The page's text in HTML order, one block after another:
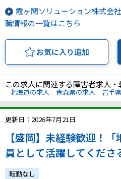
霞ヶ関ソリューション株式会
職情報の一覧はこちら
お気に入り追加
この求人に関連する障害者求人・
北海道の求人 青森県の求人 岩手
更新日：2026年7月21日
【盛岡】未経験歓迎！
員として活躍してくださ
す！
転勤なし